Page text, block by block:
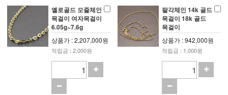
옐로골드 모줄체인
목걸이 여자목걸이
6.05g~7.6g
상품가 : 2,207,000원
적립금 : 2,000원
팔각체인 14k 골드
목걸이 18k 골드
목걸이
상품가 : 942,000원
적립금 : 1,000원